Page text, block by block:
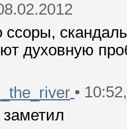
ссоры,
духовную
•
заметил